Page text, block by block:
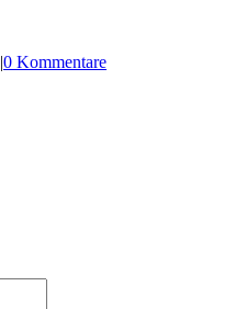
|0 Kommentare